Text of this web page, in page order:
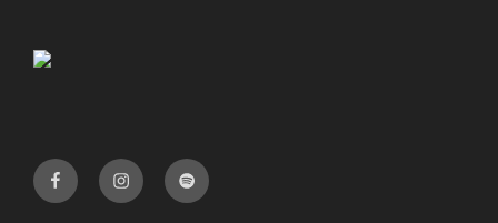
FacebookInstagramSpotify